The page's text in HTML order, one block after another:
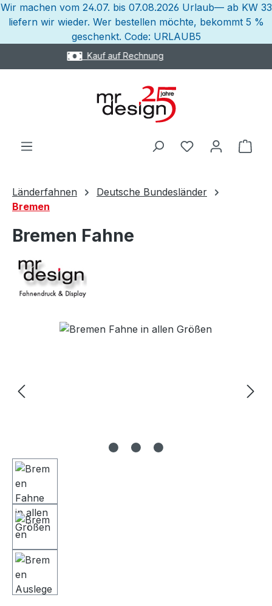
Zum Hauptinhalt springen
Wir machen vom 24.07. bis 07.08.2026 Urlaub— ab KW 33
liefern wir wieder. Wer bestellen möchte, bekommt 5 %
geschenkt. Code: URLAUB5
Express Versand möglich
Länderfahnen
Deutsche Bundesländer
Bremen
Bremen Fahne
Bildergalerie überspringen